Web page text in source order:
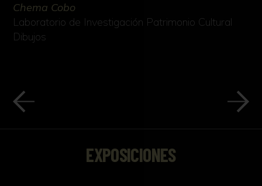
Chema Cobo
Laboratorio de Investigación Patrimonio Cultural
Dibujos
EXPOSICIONES